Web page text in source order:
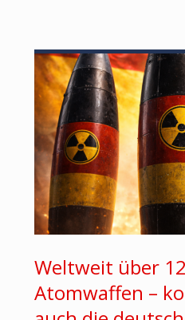
Weltweit über
Atomwaffen –